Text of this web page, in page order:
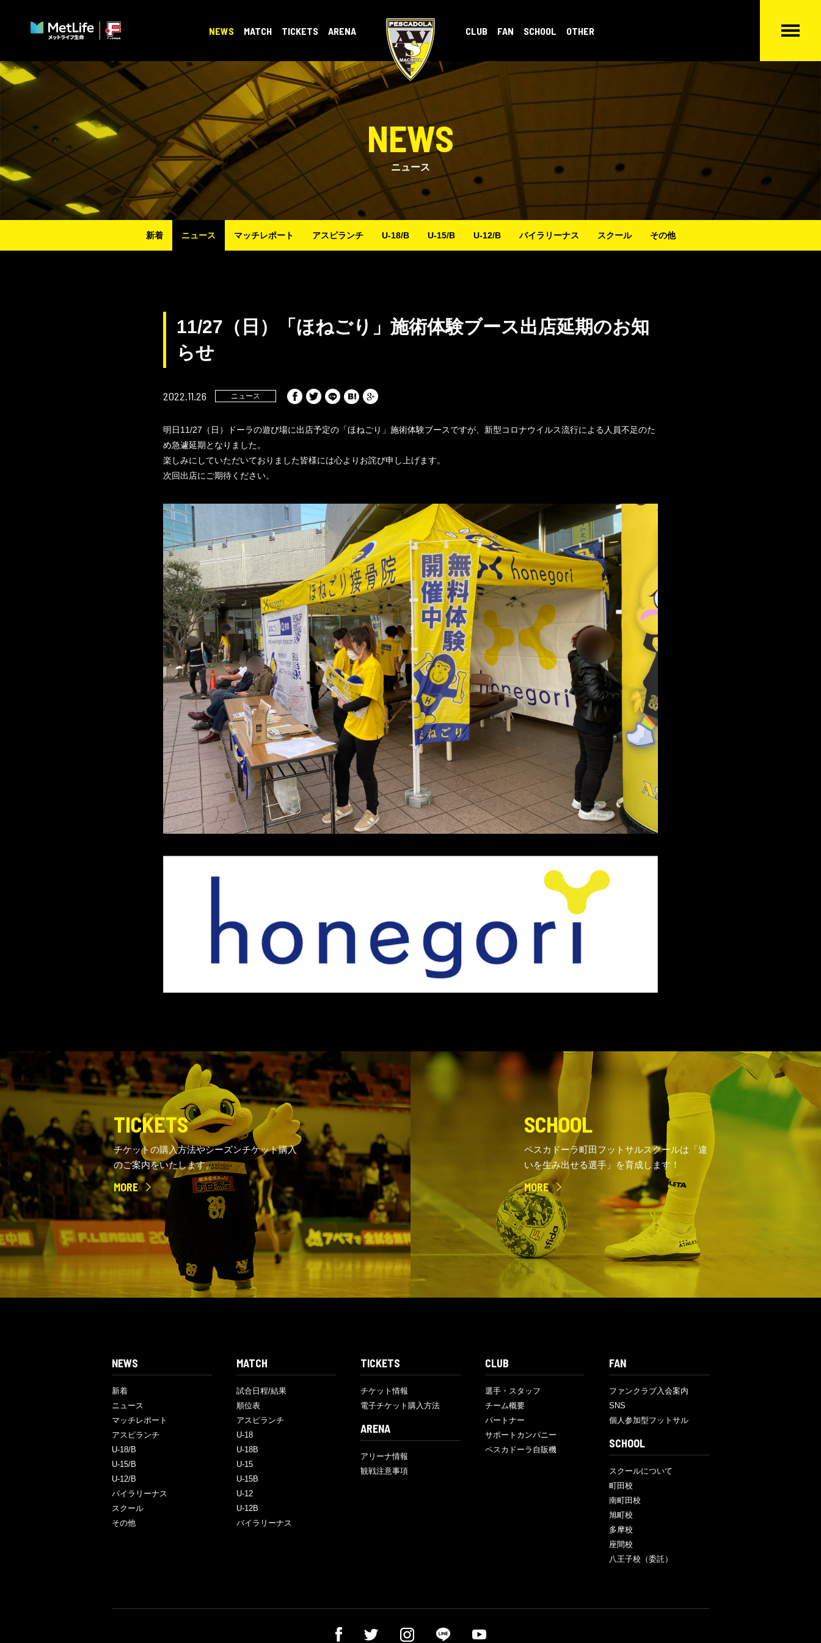
NEWS MATCH TICKETS ARENA CLUB FAN SCHOOL OTHER
NEWS
ニュース
新着 ニュース マッチレポート アスピランチ U-18/B U-15/B U-12/B バイラリーナス スクール その他
11/27（日）「ほねごり」施術体験ブース出店延期のお知
らせ
2022.11.26 ニュース
明日11/27（日）ドーラの遊び場に出店予定の「ほねごり」施術体験ブースですが、新型コロナウイルス流行による人員不足のた
め急遽延期となりました。
楽しみにしていただいておりました皆様には心よりお詫び申し上げます。
次回出店にご期待ください。
TICKETS
チケットの購入方法やシーズンチケット購入
のご案内をいたします。
MORE
SCHOOL
ペスカドーラ町田フットサルスクールは「違
いを生み出せる選手」を育成します！
MORE
NEWS
新着
ニュース
マッチレポート
アスピランチ
U-18/B
U-15/B
U-12/B
バイラリーナス
スクール
その他
MATCH
試合日程/結果
順位表
アスピランチ
U-18
U-18B
U-15
U-15B
U-12
U-12B
バイラリーナス
TICKETS
チケット情報
電子チケット購入方法
ARENA
アリーナ情報
観戦注意事項
CLUB
選手・スタッフ
チーム概要
パートナー
サポートカンパニー
ペスカドーラ自販機
FAN
ファンクラブ入会案内
SNS
個人参加型フットサル
SCHOOL
スクールについて
町田校
南町田校
旭町校
多摩校
座間校
八王子校（委託）